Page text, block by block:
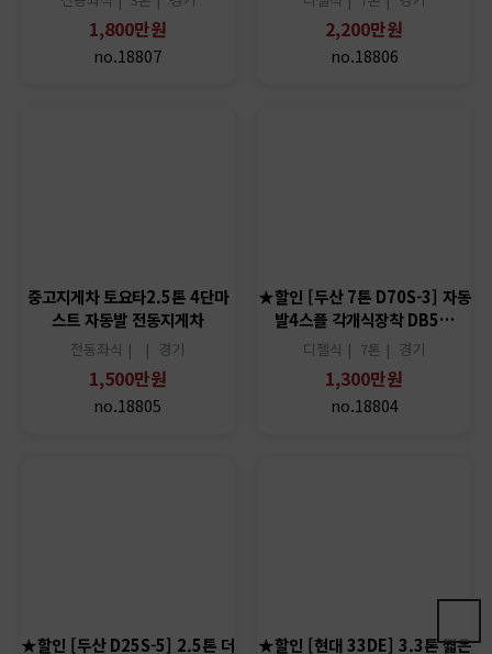
no.18805
★할인 [두산 7톤 D70S-3] 자동
★할인 [두산 D25S-5] 2.5톤 더
★할인 [현대 33DE] 3.3톤 짧은
★할인 [현대 HDF30] 현대 3톤
★할인 [현대 25L-7A] 자동발